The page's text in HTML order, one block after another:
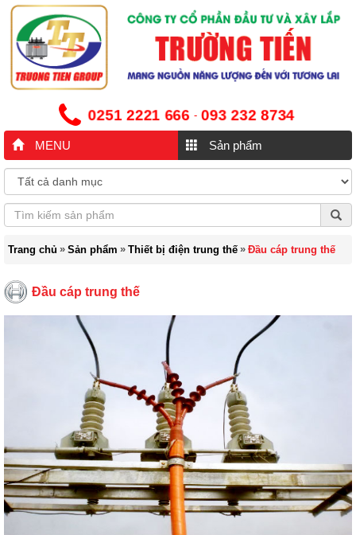
0251 2221 666 - 093 232 8734
MENU Sản phẩm
Trang chủ » Sản phẩm » Thiết bị điện trung thế » Đầu cáp trung thế
Đầu cáp trung thế